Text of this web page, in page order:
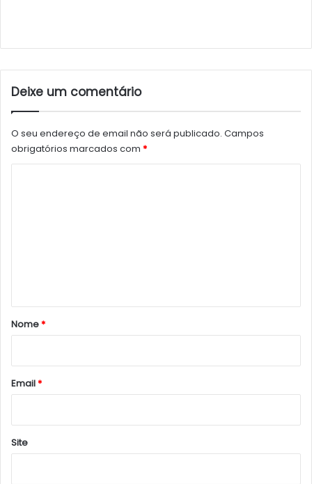
Deixe um comentário
O seu endereço de email não será publicado. Campos
obrigatórios marcados com *
r
*
Nome*
Email*
Site